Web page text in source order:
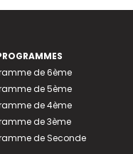
de 6ème
de 5ème
de 4ème
de 3ème
de Seconde